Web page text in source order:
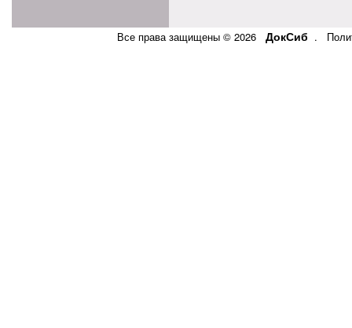
Все права защищены © 2026 ДокСиб .